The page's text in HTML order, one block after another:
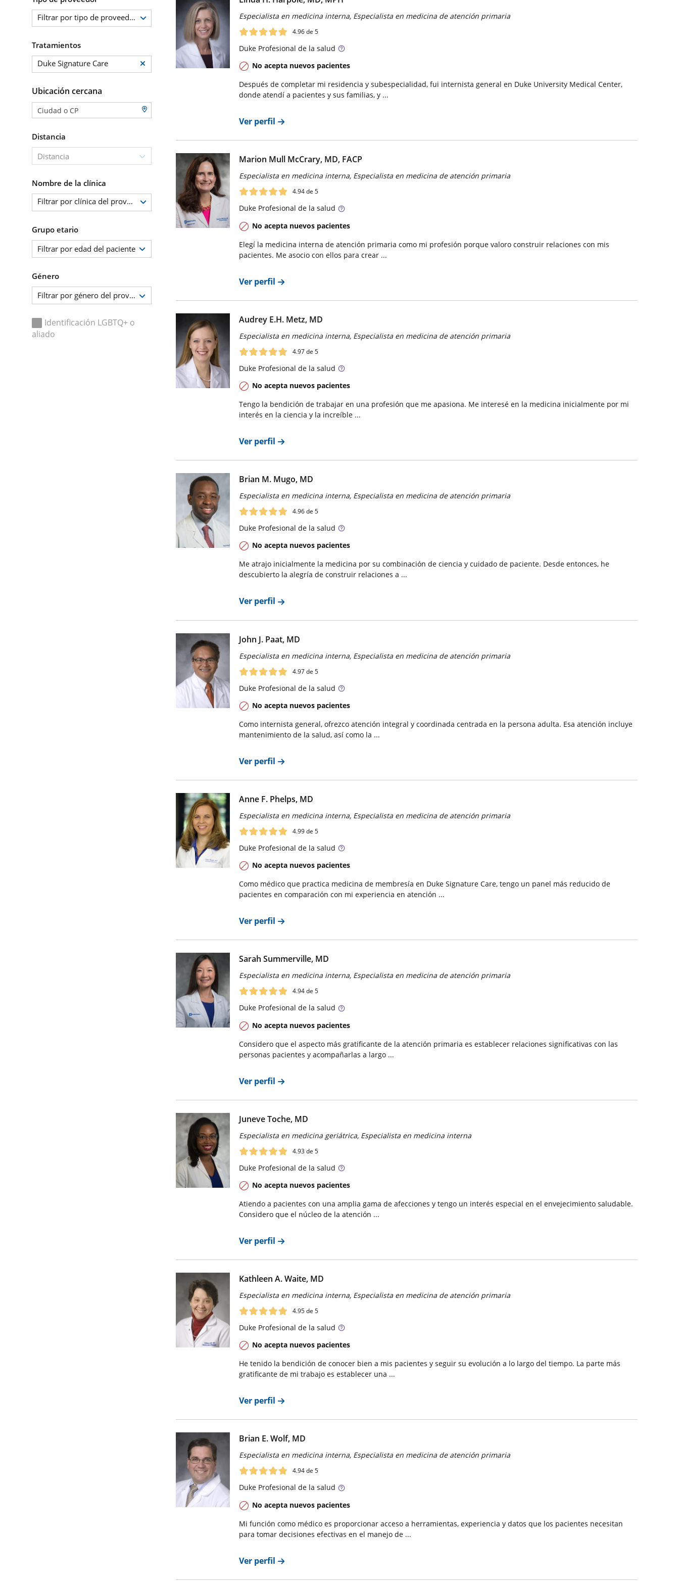
Filtrar por tipo de proveedor
Tratamientos
Duke Signature Care
Ubicación cercana
Distancia
Distancia
Nombre de la clínica
Filtrar por clínica del proveedor
Grupo etario
Filtrar por edad del paciente
Género
Filtrar por género del proveedor
Identificación LGBTQ+ o
aliado
Especialista en medicina interna, Especialista en medicina de atención primaria
4.96de 5
Duke Profesional de la salud
No acepta nuevos pacientes
Después de completar mi residencia y subespecialidad, fui internista general en Duke University Medical Center,
donde atendí a pacientes y sus familias, y ...
Ver perfil
Marion Mull McCrary, MD, FACP
Especialista en medicina interna, Especialista en medicina de atención primaria
4.94de 5
Duke Profesional de la salud
No acepta nuevos pacientes
Elegí la medicina interna de atención primaria como mi profesión porque valoro construir relaciones con mis
pacientes. Me asocio con ellos para crear ...
Ver perfil
Audrey E.H. Metz, MD
Especialista en medicina interna, Especialista en medicina de atención primaria
4.97de 5
Duke Profesional de la salud
No acepta nuevos pacientes
Tengo la bendición de trabajar en una profesión que me apasiona. Me interesé en la medicina inicialmente por mi
interés en la ciencia y la increíble ...
Ver perfil
Brian M. Mugo, MD
Especialista en medicina interna, Especialista en medicina de atención primaria
4.96de 5
Duke Profesional de la salud
No acepta nuevos pacientes
Me atrajo inicialmente la medicina por su combinación de ciencia y cuidado de paciente. Desde entonces, he
descubierto la alegría de construir relaciones a ...
Ver perfil
John J. Paat, MD
Especialista en medicina interna, Especialista en medicina de atención primaria
4.97de 5
Duke Profesional de la salud
No acepta nuevos pacientes
Como internista general, ofrezco atención integral y coordinada centrada en la persona adulta. Esa atención incluye
mantenimiento de la salud, así como la ...
Ver perfil
Anne F. Phelps, MD
Especialista en medicina interna, Especialista en medicina de atención primaria
4.99de 5
Duke Profesional de la salud
No acepta nuevos pacientes
Como médico que practica medicina de membresía en Duke Signature Care, tengo un panel más reducido de
pacientes en comparación con mi experiencia en atención ...
Ver perfil
Sarah Summerville, MD
Especialista en medicina interna, Especialista en medicina de atención primaria
4.94de 5
Duke Profesional de la salud
No acepta nuevos pacientes
Considero que el aspecto más gratificante de la atención primaria es establecer relaciones significativas con las
personas pacientes y acompañarlas a largo ...
Ver perfil
Juneve Toche, MD
Especialista en medicina geriátrica, Especialista en medicina interna
4.93de 5
Duke Profesional de la salud
No acepta nuevos pacientes
Atiendo a pacientes con una amplia gama de afecciones y tengo un interés especial en el envejecimiento saludable.
Considero que el núcleo de la atención ...
Ver perfil
Kathleen A. Waite, MD
Especialista en medicina interna, Especialista en medicina de atención primaria
4.95de 5
Duke Profesional de la salud
No acepta nuevos pacientes
He tenido la bendición de conocer bien a mis pacientes y seguir su evolución a lo largo del tiempo. La parte más
gratificante de mi trabajo es establecer una ...
Ver perfil
Brian E. Wolf, MD
Especialista en medicina interna, Especialista en medicina de atención primaria
4.94de 5
Duke Profesional de la salud
No acepta nuevos pacientes
Mi función como médico es proporcionar acceso a herramientas, experiencia y datos que los pacientes necesitan
para tomar decisiones efectivas en el manejo de ...
Ver perfil